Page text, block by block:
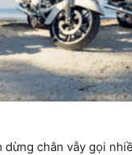
chân vẫy gọi